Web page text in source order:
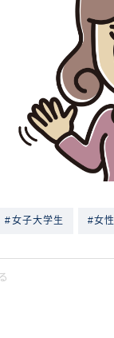
#女子大学生 #女性